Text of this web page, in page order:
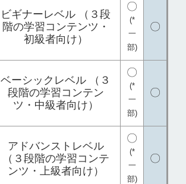
ビギナーレベル （３段
階の学習コンテンツ・
初級者向け）
〇
(*
一
部)
〇
ベーシックレベル （３
段階の学習コンテン
ツ・中級者向け）
〇
(*
一
部)
〇
アドバンストレベル
（３段階の学習コンテ
ンツ・上級者向け）
〇
(*
一
部)
〇